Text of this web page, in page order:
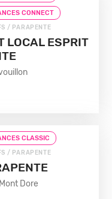
CONNECT
/ PARAPENTE
LOCAL ESPRIT
CLASSIC
/ PARAPENTE
Dore